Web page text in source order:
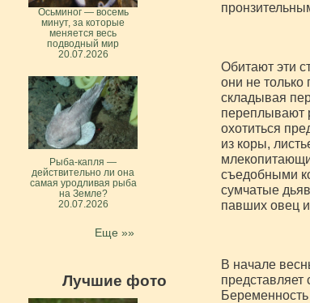
Обитают эти
они не
складывая
переплывают
охотиться
из коры,
съедобными
сумчатые
павших овец
В начале
Осьминог — восемь
минут, за которые
меняется весь
подводный мир
20.07.2026
Рыба-капля —
действительно ли она
самая уродливая рыба
на Земле?
20.07.2026
Еще »»
Лучшие фото